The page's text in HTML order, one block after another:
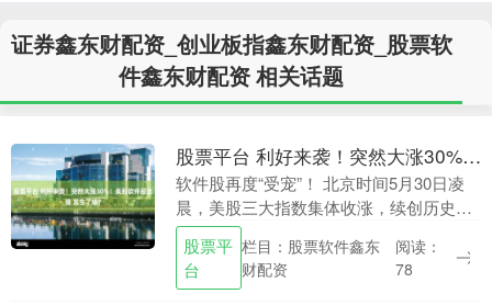
证券鑫东财配资_创业板指鑫东财配资_股票软
件鑫东财配资 相关话题
股票平台 利好来袭！突然大涨30%！美股软件股走强 发生了啥？
软件股再度“受宠”！ 北京时间5月30日凌
晨，美股三大指数集体收涨，续创历史新
高。其中，软件服务指数大涨逾6%，抹去
了自1月底以来因AI颠覆担忧引发的全部跌
幅。....
股票平
台
栏目：股票软件鑫东
财配资
阅读：
78